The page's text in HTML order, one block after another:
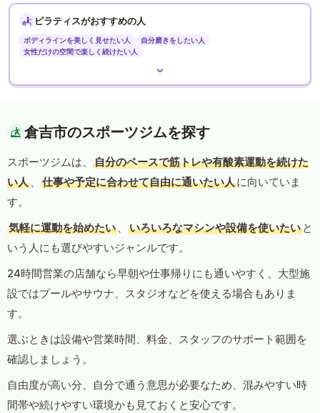
ピラティスがおすすめの人
ボディラインを美しく見せたい人
自分磨きをしたい人
女性だけの空間で楽しく続けたい人
倉吉市のスポーツジムを探す
スポーツジムは、
自分のペースで筋トレや有酸素運動を続けた
い人 、 仕事や予定に合わせて自由に通いたい人に向いていま
す。
気軽に運動を始めたい 、 いろいろなマシンや設備を使いたい と
いう人にも選びやすいジャンルです。
24時間営業の店舗なら早朝や仕事帰りにも通いやすく、大型施
設ではプールやサウナ、スタジオなどを使える場合もありま
す。
選ぶときは設備や営業時間、料金、スタッフのサポート範囲を
確認しましょう。
自由度が高い分、自分で通う意思が必要なため、混みやすい時
間帯や続けやすい環境かも見ておくと安心です。